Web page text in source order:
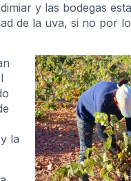
y las bodegas
de la uva, si no por
la